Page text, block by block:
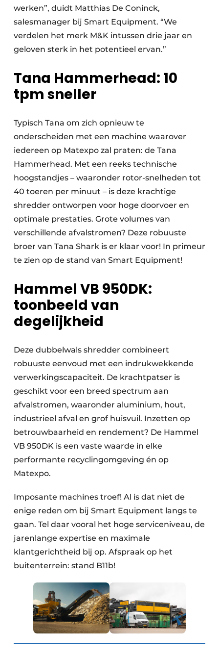
werken”, duidt Matthias De Coninck,
salesmanager bij Smart Equipment. “We
verdelen het merk M&K intussen drie jaar en
geloven sterk in het potentieel ervan.”
Tana Hammerhead: 10
tpm sneller
Typisch Tana om zich opnieuw te
onderscheiden met een machine waarover
iedereen op Matexpo zal praten: de Tana
Hammerhead. Met een reeks technische
hoogstandjes – waaronder rotor-snelheden tot
40 toeren per minuut – is deze krachtige
shredder ontworpen voor hoge doorvoer en
optimale prestaties. Grote volumes van
verschillende afvalstromen? Deze robuuste
broer van Tana Shark is er klaar voor! In primeur
te zien op de stand van Smart Equipment!
Hammel VB 950DK:
toonbeeld van
degelijkheid
Deze dubbelwals shredder combineert
robuuste eenvoud met een indrukwekkende
verwerkingscapaciteit. De krachtpatser is
geschikt voor een breed spectrum aan
afvalstromen, waaronder aluminium, hout,
industrieel afval en grof huisvuil. Inzetten op
betrouwbaarheid en rendement? De Hammel
VB 950DK is een vaste waarde in elke
performante recyclingomgeving én op
Matexpo.
Imposante machines troef! Al is dat niet de
enige reden om bij Smart Equipment langs te
gaan. Tel daar vooral het hoge serviceniveau, de
jarenlange expertise en maximale
klantgerichtheid bij op. Afspraak op het
buitenterrein: stand B11b!